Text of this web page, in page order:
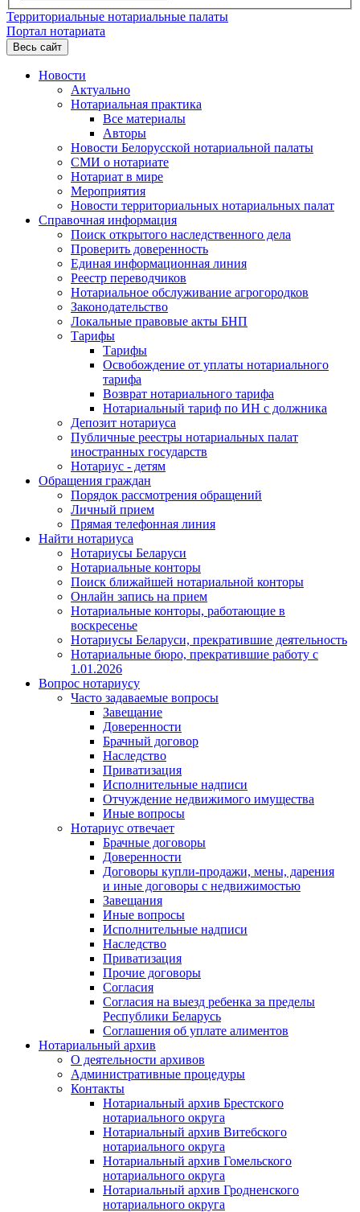
Территориальные нотариальные палаты
Портал нотариата
Весь сайт
Новости
Актуально
Нотариальная практика
Все материалы
Авторы
Новости Белорусской нотариальной палаты
СМИ о нотариате
Нотариат в мире
Мероприятия
Новости территориальных нотариальных палат
Справочная информация
Поиск открытого наследственного дела
Проверить доверенность
Единая информационная линия
Реестр переводчиков
Нотариальное обслуживание агрогородков
Законодательство
Локальные правовые акты БНП
Тарифы
Тарифы
Освобождение от уплаты нотариального
тарифа
Возврат нотариального тарифа
Нотариальный тариф по ИН с должника
Депозит нотариуса
Публичные реестры нотариальных палат
иностранных государств
Нотариус - детям
Обращения граждан
Порядок рассмотрения обращений
Личный прием
Прямая телефонная линия
Найти нотариуса
Нотариусы Беларуси
Нотариальные конторы
Поиск ближайшей нотариальной конторы
Онлайн запись на прием
Нотариальные конторы, работающие в
воскресенье
Нотариусы Беларуси, прекратившие деятельность
Нотариальные бюро, прекратившие работу с
1.01.2026
Вопрос нотариусу
Часто задаваемые вопросы
Завещание
Доверенности
Брачный договор
Наследство
Приватизация
Исполнительные надписи
Отчуждение недвижимого имущества
Иные вопросы
Нотариус отвечает
Брачные договоры
Доверенности
Договоры купли-продажи, мены, дарения
и иные договоры с недвижимостью
Завещания
Иные вопросы
Исполнительные надписи
Наследство
Приватизация
Прочие договоры
Согласия
Согласия на выезд ребенка за пределы
Республики Беларусь
Соглашения об уплате алиментов
Нотариальный архив
О деятельности архивов
Административные процедуры
Контакты
Нотариальный архив Брестского
нотариального округа
Нотариальный архив Витебского
нотариального округа
Нотариальный архив Гомельского
нотариального округа
Нотариальный архив Гродненского
нотариального округа